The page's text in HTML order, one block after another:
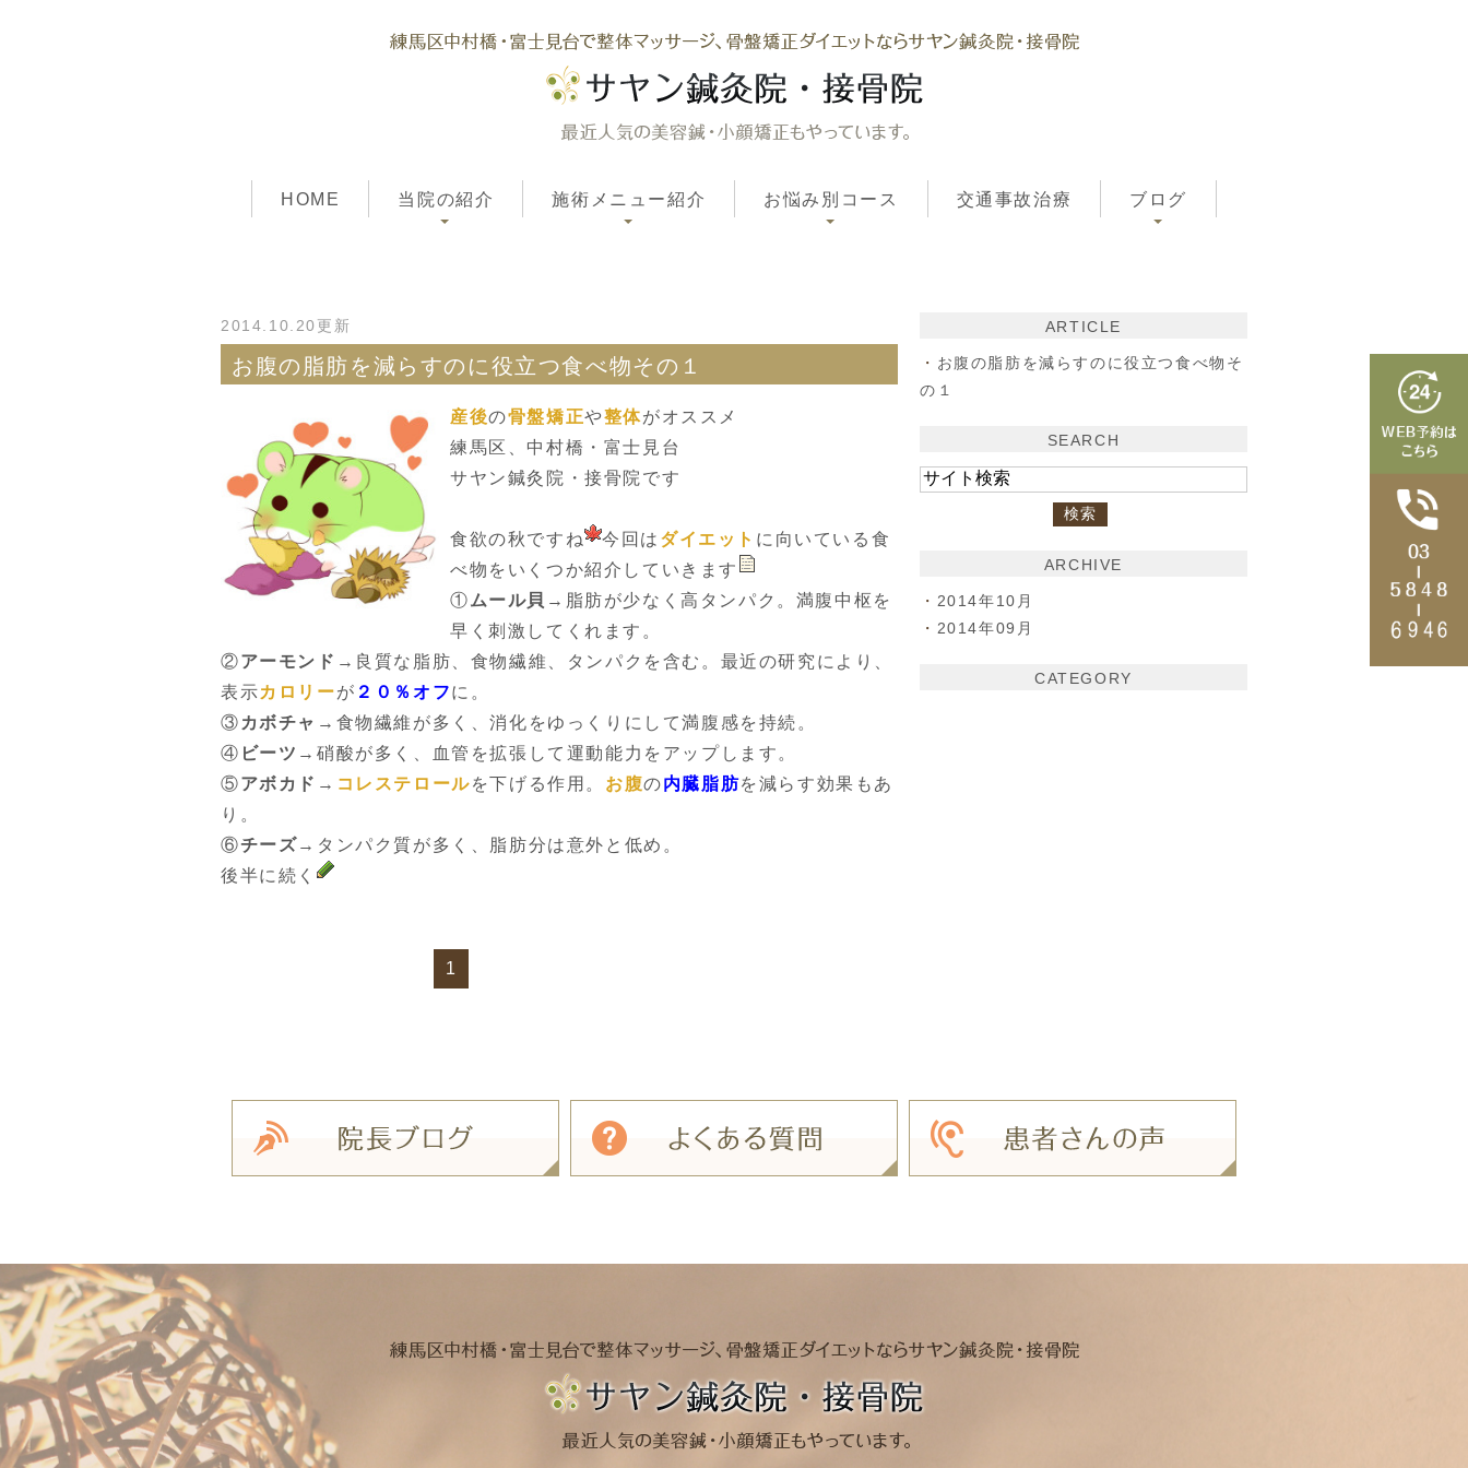
HOME 当院の紹介 施術メニュー紹介 お悩み別コース 交通事故治療 ブログ
2014.10.20更新
お腹の脂肪を減らすのに役立つ食べ物その１
産後の骨盤矯正や整体がオススメ
練馬区、中村橋・富士見台
サヤン鍼灸院・接骨院です
食欲の秋ですね 今回は ダイエット に向いている食
べ物をいくつか紹介していきます
①ムール貝 →脂肪が少なく高タンパク。満腹中枢を
早く刺激してくれます。
②アーモンド →良質な脂肪、食物繊維、タンパクを含む。最近の研究により、
表示カロリーが ２０％オフに。
③ カボチャ →食物繊維が多く、消化をゆっくりにして満腹感を持続。
④ ビーツ →硝酸が多く、血管を拡張して運動能力をアップします。
⑤アボカド → コレステロールを下げる作用。 お腹の内臓脂肪を減らす効果もあ
り。
⑥チーズ→タンパク質が多く、脂肪分は意外と低め。
後半に続く
1
ARTICLE
お腹の脂肪を減らすのに役立つ食べ物そ
の１
SEARCH
ARCHIVE
2014年10月
2014年09月
CATEGORY